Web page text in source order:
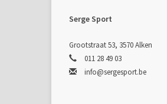
Serge Sport
Grootstraat 53, 3570 Alken
011 28 49 03
info@sergesport.be